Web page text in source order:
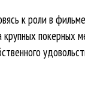
к роли в
крупных